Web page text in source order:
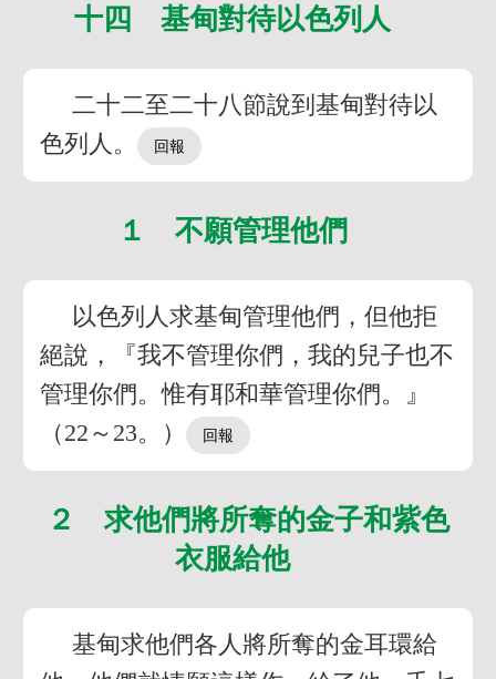
十四 基甸對待以色列人
二十二至二十八節說到基甸對待以
色列人。
１ 不願管理他們
以色列人求基甸管理他們，但他拒
絕說，『我不管理你們，我的兒子也不
管理你們。惟有耶和華管理你們。』
（22～23。）
２ 求他們將所奪的金子和紫色
衣服給他
基甸求他們各人將所奪的金耳環給